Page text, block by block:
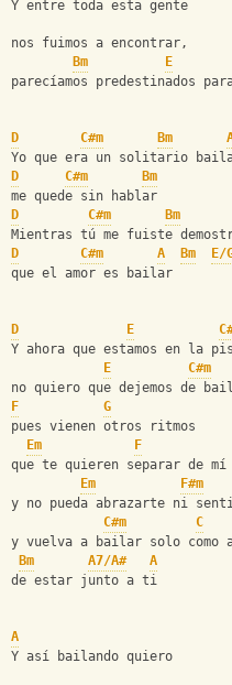
Y entre toda esta gente
nos fuimos a encontrar,
Bm
E
parecíamos
D C#m Bm
Yo que era un solitario
D
C#m
Bm
me quede sin hablar
D
C#m Bm
Mientras tú me fuiste
D
C#m A Bm E/
que el amor es
D E
Y ahora que estamos en la
E
C#m
no quiero que dejemos de
F
G
pues vienen otros ritmos
Em
F
que te quieren separar de mí
Em
F#m
y no pueda abrazarte ni
C#m
C
y vuelva a bailar solo
Bm
A7/A#
A
de estar junto a ti
A
Y así bailando quiero